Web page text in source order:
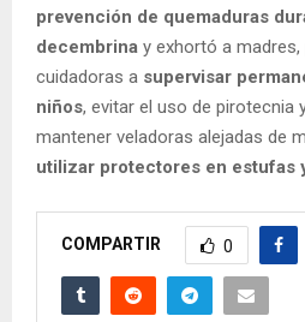
prevención de quemaduras
decembrina y exhortó a
cuidadoras a supervisar
niños, evitar el uso de pirotecnia
mantener veladoras alejadas de
utilizar protectores en estufas
COMPARTIR 0